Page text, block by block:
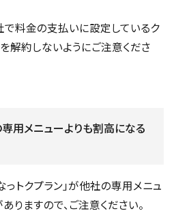
料金の支払いに設定しているク
解約しないようにご注意くださ
用メニューよりも割高になる
っトクプラン」が他社の専用メニュ
りますので、ご注意ください。